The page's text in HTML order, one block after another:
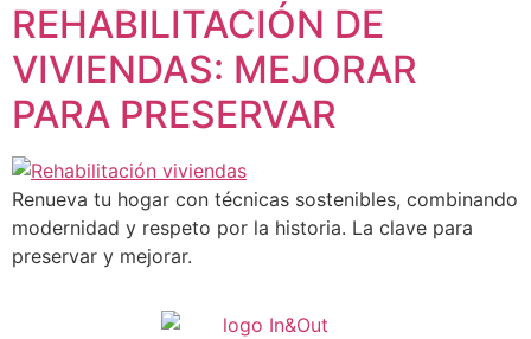
REHABILITACIÓN DE
VIVIENDAS: MEJORAR
PARA PRESERVAR
Renueva tu hogar con técnicas sostenibles, combinando
modernidad y respeto por la historia. La clave para
preservar y mejorar.